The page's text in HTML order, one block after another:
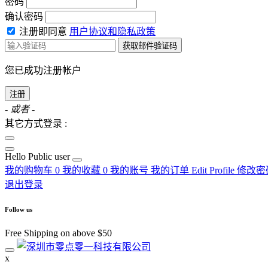
确认密码
注册即同意 用户协议和隐私政策
获取邮件验证码
您已成功注册帐户
注册
- 或者 -
其它方式登录 :
Hello Public user
我的购物车 0 我的收藏 0 我的账号 我的订单 Edit Profile 修改密
退出登录
Follow us
Free Shipping on above $50
x